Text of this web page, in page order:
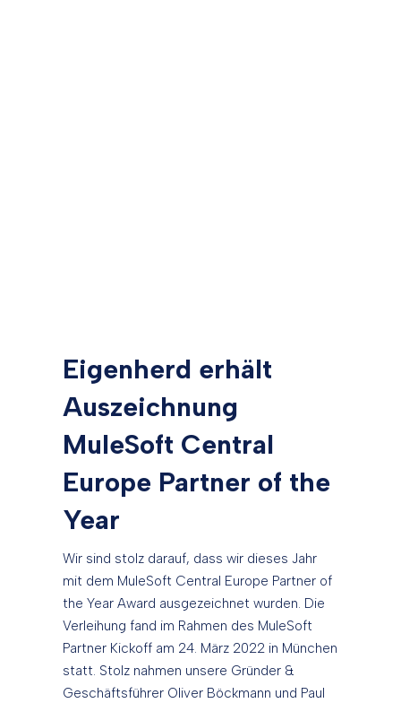
Eigenherd erhält
Auszeichnung
MuleSoft Central
Europe Partner of the
Year
Wir sind stolz darauf, dass wir dieses Jahr
mit dem MuleSoft Central Europe Partner of
the Year Award ausgezeichnet wurden. Die
Verleihung fand im Rahmen des MuleSoft
Partner Kickoff am 24. März 2022 in München
statt. Stolz nahmen unsere Gründer &
Geschäftsführer Oliver Böckmann und Paul